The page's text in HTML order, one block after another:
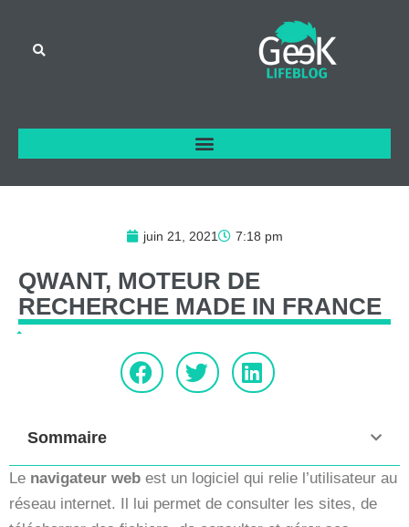
juin 21, 2021 7:18 pm
QWANT, MOTEUR DE
RECHERCHE MADE IN FRANCE
Sommaire
Le navigateur web est un logiciel qui relie l’utilisateur au
réseau internet. Il lui permet de consulter les sites, de